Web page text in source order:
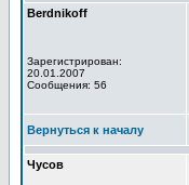
Berdnikoff
Зарегистрирован:
20.01.2007
Сообщения: 56
Вернуться к началу
Чусов